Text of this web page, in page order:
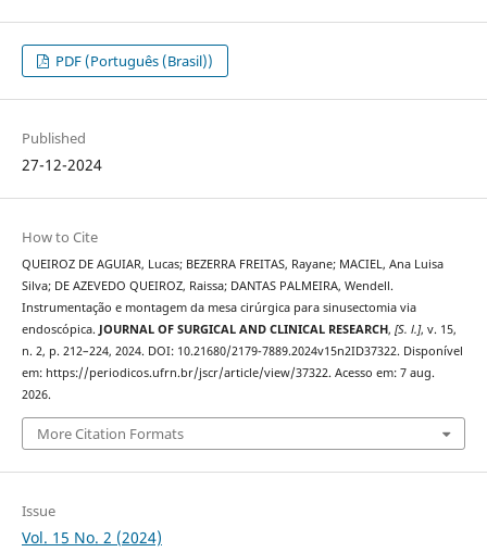
PDF (Português (Brasil))
Published
27-12-2024
How to Cite
QUEIROZ DE AGUIAR, Lucas; BEZERRA FREITAS, Rayane; MACIEL, Ana Luisa
Silva; DE AZEVEDO QUEIROZ, Raissa; DANTAS PALMEIRA, Wendell.
Instrumentação e montagem da mesa cirúrgica para sinusectomia via
endoscópica. JOURNAL OF SURGICAL AND CLINICAL RESEARCH, [S. l.], v. 15,
n. 2, p. 212–224, 2024. DOI: 10.21680/2179-7889.2024v15n2ID37322. Disponível
em: https://periodicos.ufrn.br/jscr/article/view/37322. Acesso em: 7 aug.
2026.
More Citation Formats
Issue
Vol. 15 No. 2 (2024)